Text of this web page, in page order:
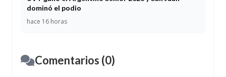
dominó el podio
hace 16 horas
Comentarios (0)